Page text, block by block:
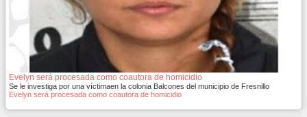
Evelyn será procesada como coautora de homicidio
Se le investiga por una víctimaen la colonia Balcones del municipio de Fresnillo
Evelyn será procesada como coautora de homicidio